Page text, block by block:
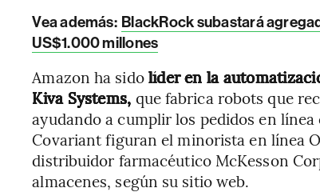
Vea además: BlackRock subastará
US$1.000 millones
Amazon ha sidolíder en la
Kiva Systems, que fabrica robots que
ayudando a cumplir los pedidos en
Covariant figuran el minorista en línea
distribuidor farmacéutico McKesson
almacenes, según su sitio web.